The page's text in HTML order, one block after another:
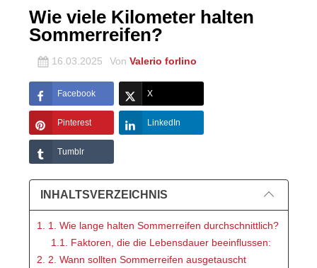
Wie viele Kilometer halten
Sommerreifen?
16.03.2025 Von Valerio forlino
Facebook X
Pinterest LinkedIn
Tumblr
INHALTSVERZEICHNIS
1. 1. Wie lange halten Sommerreifen durchschnittlich?
1.1. Faktoren, die die Lebensdauer beeinflussen:
2. 2. Wann sollten Sommerreifen ausgetauscht